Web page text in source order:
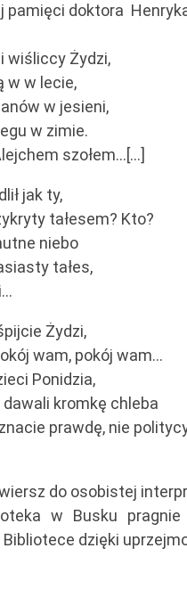
pamięci doktora
wiśliccy Żydzi,
w w lecie,
w jesieni,
w zimie.
szołem...[…]
jak ty,
tałesem? Kto?
niebo
tałes,
Żydzi,
wam, pokój wam…
Ponidzia,
kromkę chleba
prawdę, nie
do osobistej
w Busku
dzięki